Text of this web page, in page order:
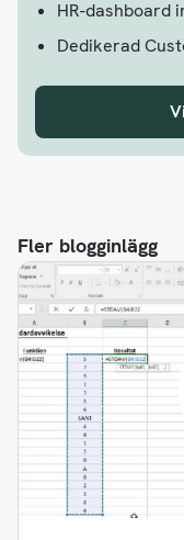
HR-dashboard
Dedikerad
Fler blogginlägg